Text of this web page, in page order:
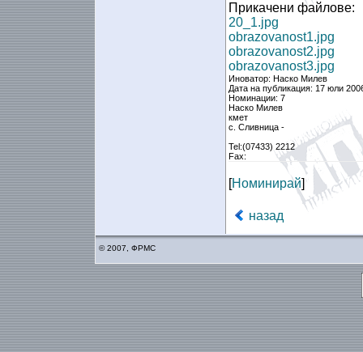
Прикачени файлове:
20_1.jpg
obrazovanost1.jpg
obrazovanost2.jpg
obrazovanost3.jpg
Иноватор: Наско Милев
Дата на публикация: 17 юли
Номинации: 7
Наско Милев
кмет
с. Сливница -
Tel:(07433) 2212
Fax:
[Номинирай]
назад
© 2007, ФРМС